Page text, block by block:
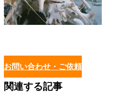
お問い合わせ・ご依頼
関連する記事